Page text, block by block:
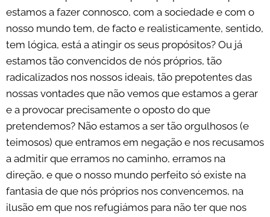
estamos a fazer connosco, com a sociedade e com o
nosso mundo tem, de facto e realisticamente, sentido,
tem lógica, está a atingir os seus propósitos? Ou já
estamos tão convencidos de nós próprios, tão
radicalizados nos nossos ideais, tão prepotentes das
nossas vontades que não vemos que estamos a gerar
e a provocar precisamente o oposto do que
pretendemos? Não estamos a ser tão orgulhosos (e
teimosos) que entramos em negação e nos recusamos
a admitir que erramos no caminho, erramos na
direção, e que o nosso mundo perfeito só existe na
fantasia de que nós próprios nos convencemos, na
ilusão em que nos refugiámos para não ter que nos